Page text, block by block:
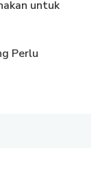
untuk
Perlu